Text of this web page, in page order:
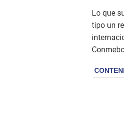
Lo que
tipo un